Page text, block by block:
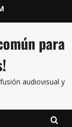
para
audiovisual y